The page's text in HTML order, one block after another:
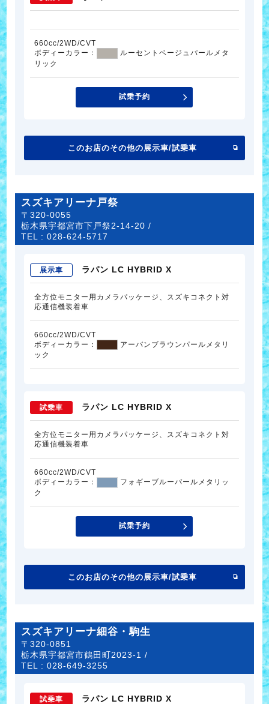
660cc/2WD/CVT
ボディーカラー：
ルーセントベージュパールメタ
リック
試乗予約
このお店のその他の展示車/試乗車
スズキアリーナ戸祭
〒320-0055
栃木県宇都宮市下戸祭2-14-20 /
TEL :028-624-5717
展示車 ラパン LC HYBRID X
全方位モニター用カメラパッケージ、スズキコネクト対
応通信機装着車
660cc/2WD/CVT
ボディーカラー：
アーバンブラウンパールメタリ
ック
試乗車 ラパン LC HYBRID X
全方位モニター用カメラパッケージ、スズキコネクト対
応通信機装着車
660cc/2WD/CVT
ボディーカラー：
フォギーブルーパールメタリッ
ク
試乗予約
このお店のその他の展示車/試乗車
スズキアリーナ細谷・駒生
〒320-0851
栃木県宇都宮市鶴田町2023-1 /
TEL :028-649-3255
試乗車 ラパン LC HYBRID X